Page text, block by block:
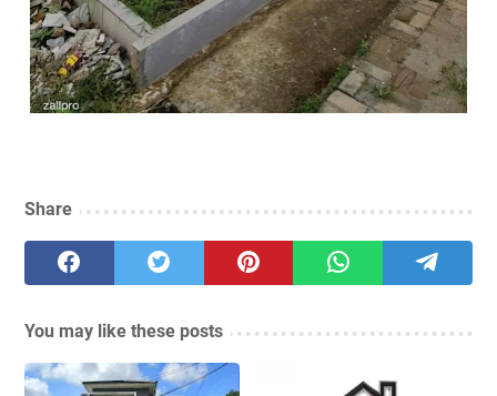
Share
You may like these posts